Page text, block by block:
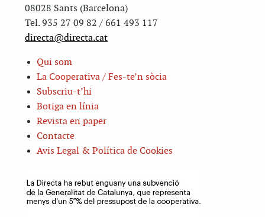
08028 Sants (Barcelona)
Tel. 935 27 09 82 / 661 493 117
directa@directa.cat
Qui som
La Cooperativa / Fes-te’n sòcia
Subscriu-t’hi
Botiga en línia
Revista en paper
Contacte
Avis Legal & Política de Cookies